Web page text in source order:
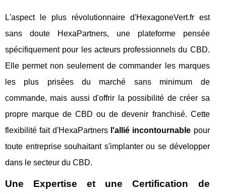
L'aspect le plus révolutionnaire d'HexagoneVert.fr est
sans doute HexaPartners, une plateforme pensée
spécifiquement pour les acteurs professionnels du CBD.
Elle permet non seulement de commander les marques
les plus prisées du marché sans minimum de
commande, mais aussi d'offrir la possibilité de créer sa
propre marque de CBD ou de devenir franchisé. Cette
flexibilité fait d'HexaPartners l'allié incontournable pour
toute entreprise souhaitant s'implanter ou se développer
dans le secteur du CBD.
Une Expertise et une Certification de